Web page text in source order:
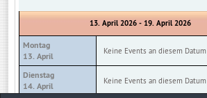
13. April 2026 - 19. April 2026
Montag
13. April
Keine Events an diesem Datum
Dienstag
14. April
Keine Events an diesem Datum